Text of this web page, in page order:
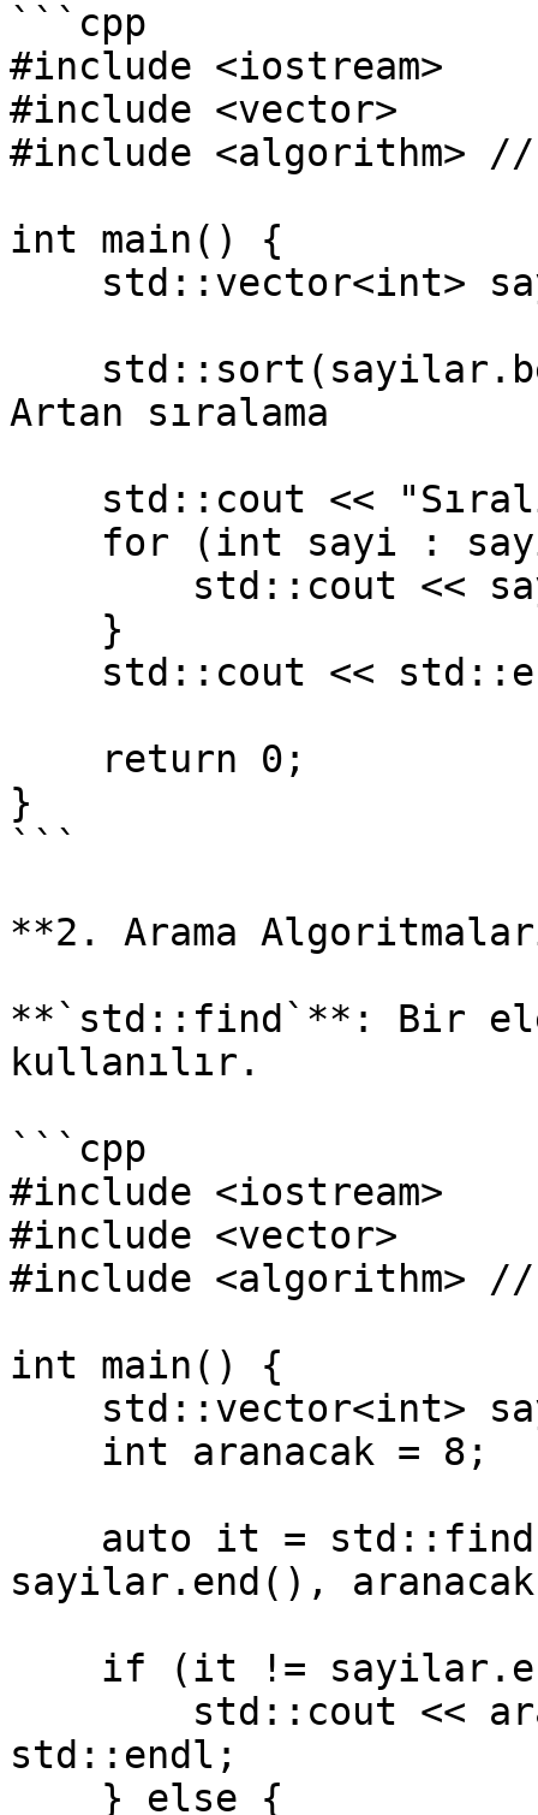
```cpp
#include <iostream>
#include <vector>
#include <algorithm>
int main() {
Artan sıralama
}
```
**2. Arama
**`std::find`**: Bir
kullanılır.
```cpp
#include <iostream>
#include <vector>
#include <algorithm>
int main() {
sayilar.end(),
std::endl;